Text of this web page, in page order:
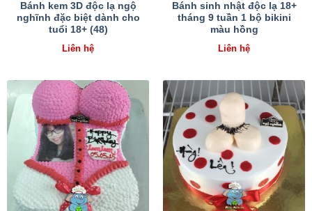
Bánh kem 3D độc lạ ngộ
nghĩnh đặc biệt dành cho
tuổi 18+ (48)
Liên hệ
Bánh sinh nhật độc lạ 18+
tháng 9 tuần 1 bộ bikini
màu hồng
Liên hệ